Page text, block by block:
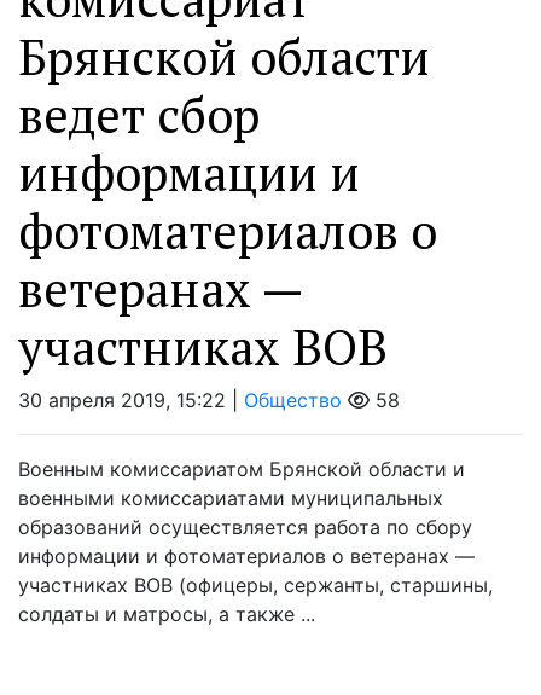
Брянской области
ведет сбор
информации и
фотоматериалов о
ветеранах —
участниках ВОВ
30 апреля 2019, 15:22 | Общество 58
Военным комиссариатом Брянской области и
военными комиссариатами муниципальных
образований осуществляется работа по сбору
информации и фотоматериалов о ветеранах —
участниках ВОВ (офицеры, сержанты, старшины,
солдаты и матросы, а также ...